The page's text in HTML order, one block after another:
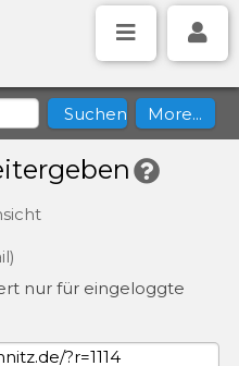
nur für eingeloggte